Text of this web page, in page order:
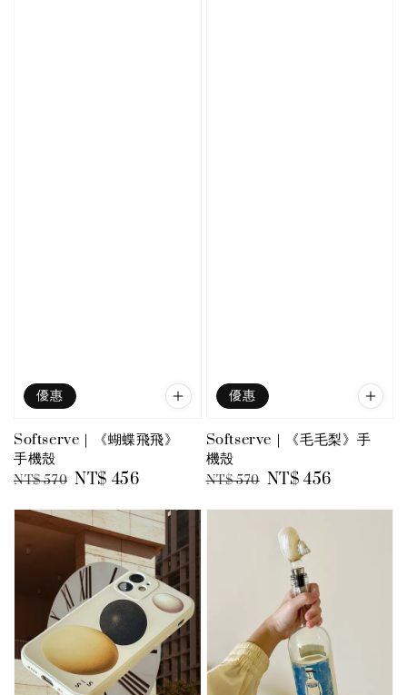
優惠
Softserve｜《蝴蝶飛飛》
手機殼
Regular
NT$ 570 Sale
NT$ 456
優惠
Softserve｜《毛毛梨》手
機殼
Regular
NT$ 570 Sale
NT$ 456